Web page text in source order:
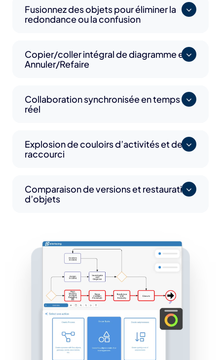
Fusionnez des objets pour éliminer la
redondance ou la confusion
Copier/coller intégral de diagramme et
Annuler/Refaire
Collaboration synchronisée en temps
réel
Explosion de couloirs d’activités et de
raccourci
Comparaison de versions et restauration
d’objets